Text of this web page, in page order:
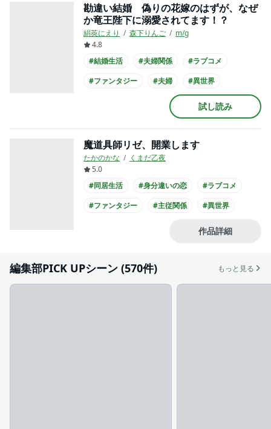
勘違い結婚 偽りの花嫁のはずが、なぜ
か竜王陛下に溺愛されてます！？
絹莢にえり 森下りんご
m/g
4.8
#結婚生活
#夫婦関係
#ラブコメ
#ファンタジー
#夫婦
#異世界
#王族・貴族との恋愛
#コミカライズ化
試し読み
魔道具師リゼ、開業します
たかのかな
くまだ乙夜
5.0
#同居生活
#身分違いの恋
#ラブコメ
#ファンタジー
#主従関係
#異世界
#王族・貴族との恋愛
作品詳細
編集部PICK UPシーン (570件) もっと見る